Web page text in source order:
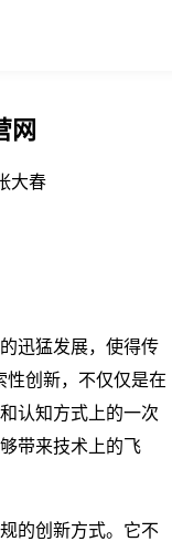
网
大春
迅猛发展，使得传
性创新，不仅仅是在
认知方式上的一次
带来技术上的飞
的创新方式。它不